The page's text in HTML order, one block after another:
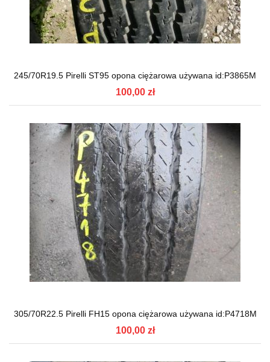
245/70R19.5 Pirelli ST95 opona ciężarowa używana id:P3865M
100,00 zł
305/70R22.5 Pirelli FH15 opona ciężarowa używana id:P4718M
100,00 zł